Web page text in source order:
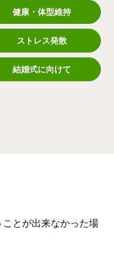
健康・体型維持
ストレス発散
結婚式に向けて
とが出来なかった場